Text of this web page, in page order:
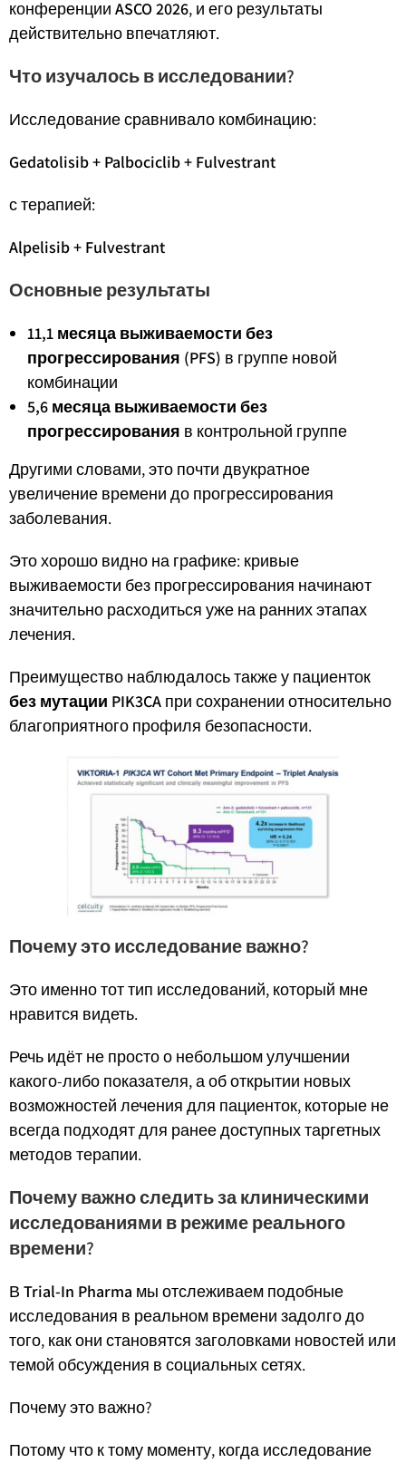
конференции ASCO 2026, и его результаты
действительно впечатляют.
Что изучалось в исследовании?
Исследование сравнивало комбинацию:
Gedatolisib + Palbociclib + Fulvestrant
с терапией:
Alpelisib + Fulvestrant
Основные результаты
11,1 месяца выживаемости без
прогрессирования (PFS) в группе новой
комбинации
5,6 месяца выживаемости без
прогрессирования в контрольной группе
Другими словами, это почти двукратное
увеличение времени до прогрессирования
заболевания.
Это хорошо видно на графике: кривые
выживаемости без прогрессирования начинают
значительно расходиться уже на ранних этапах
лечения.
Преимущество наблюдалось также у пациенток
без мутации PIK3CA при сохранении относительно
благоприятного профиля безопасности.
Почему это исследование важно?
Это именно тот тип исследований, который мне
нравится видеть.
Речь идёт не просто о небольшом улучшении
какого-либо показателя, а об открытии новых
возможностей лечения для пациенток, которые не
всегда подходят для ранее доступных таргетных
методов терапии.
Почему важно следить за клиническими
исследованиями в режиме реального
времени?
В Trial-In Pharma мы отслеживаем подобные
исследования в реальном времени задолго до
того, как они становятся заголовками новостей или
темой обсуждения в социальных сетях.
Почему это важно?
Потому что к тому моменту, когда исследование